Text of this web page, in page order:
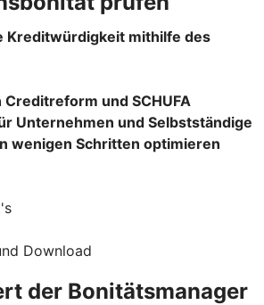
Kreditwürdigkeit mithilfe des
Creditreform und SCHUFA
Unternehmen und Selbstständige
wenigen Schritten optimieren
Download
der Bonitätsmanager